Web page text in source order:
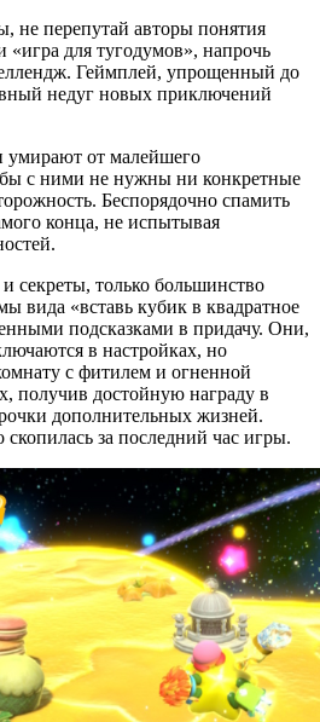
не перепутай авторы понятия
«игра для тугодумов», напрочь
Геймплей, упрощенный до
недуг новых приключений
умирают от малейшего
с ними не нужны ни конкретные
Беспорядочно спамить
конца, не испытывая
секреты, только большинство
вида «вставь кубик в квадратное
подсказками в придачу. Они,
в настройках, но
с фитилем и огненной
получив достойную награду в
дополнительных жизней.
за последний час игры.